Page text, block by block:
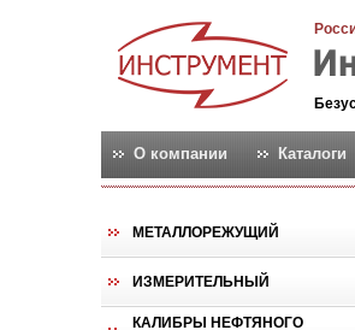
О компании Каталоги
МЕТАЛЛОРЕЖУЩИЙ
ИЗМЕРИТЕЛЬНЫЙ
КАЛИБРЫ НЕФТЯНОГО